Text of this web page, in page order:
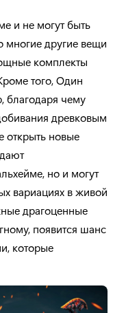
и не могут быть
другие вещи
комплекты
того, Один
благодаря чему
древковым
открыть новые
но и могут
вариациях в живой
драгоценные
появится шанс
которые